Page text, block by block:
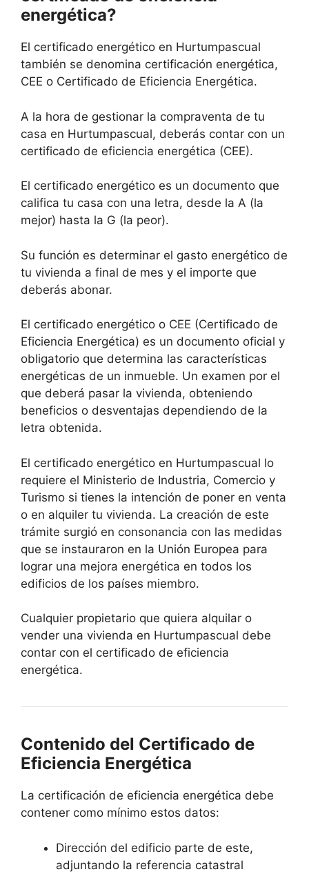
energética?
El certificado energético en Hurtumpascual
también se denomina certificación energética,
CEE o Certificado de Eficiencia Energética.
A la hora de gestionar la compraventa de tu
casa en Hurtumpascual, deberás contar con un
certificado de eficiencia energética (CEE).
El certificado energético es un documento que
califica tu casa con una letra, desde la A (la
mejor) hasta la G (la peor).
Su función es determinar el gasto energético de
tu vivienda a final de mes y el importe que
deberás abonar.
El certificado energético o CEE (Certificado de
Eficiencia Energética) es un documento oficial y
obligatorio que determina las características
energéticas de un inmueble. Un examen por el
que deberá pasar la vivienda, obteniendo
beneficios o desventajas dependiendo de la
letra obtenida.
El certificado energético en Hurtumpascual lo
requiere el Ministerio de Industria, Comercio y
Turismo si tienes la intención de poner en venta
o en alquiler tu vivienda. La creación de este
trámite surgió en consonancia con las medidas
que se instauraron en la Unión Europea para
lograr una mejora energética en todos los
edificios de los países miembro.
Cualquier propietario que quiera alquilar o
vender una vivienda en Hurtumpascual debe
contar con el certificado de eficiencia
energética.
Contenido del Certificado de
Eficiencia Energética
La certificación de eficiencia energética debe
contener como mínimo estos datos:
Dirección del edificio parte de este,
adjuntando la referencia catastral